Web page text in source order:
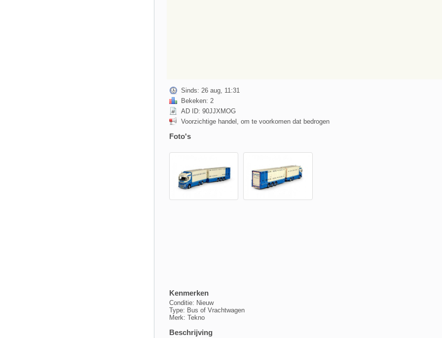
Sinds: 26 aug, 11:31
Bekeken: 2
AD ID: 90JJXMOG
Voorzichtige handel, om te voorkomen dat bedrogen
Foto's
Kenmerken
Conditie: Nieuw
Type: Bus of Vrachtwagen
Merk: Tekno
Beschrijving